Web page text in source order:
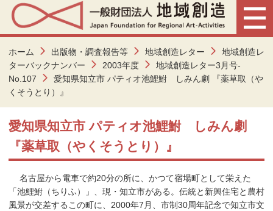
ホーム 出版物・調査報告等 地域創造レター
地域創造レ
ターバックナンバー
2003年度
地域創造レター3月号-
No.107
愛知県知立市 パティオ池鯉鮒 しみん劇 『薬草取（や
くそうとり）』
愛知県知立市 パティオ池鯉鮒 しみん劇
『薬草取（やくそうとり）』
名古屋から電車で約20分の所に、かつて宿場町として栄えた
「池鯉鮒（ちりふ）」、現・知立市がある。伝統と新興住宅と農村
風景が交差するこの町に、2000年7月、市制30周年記念で知立市文